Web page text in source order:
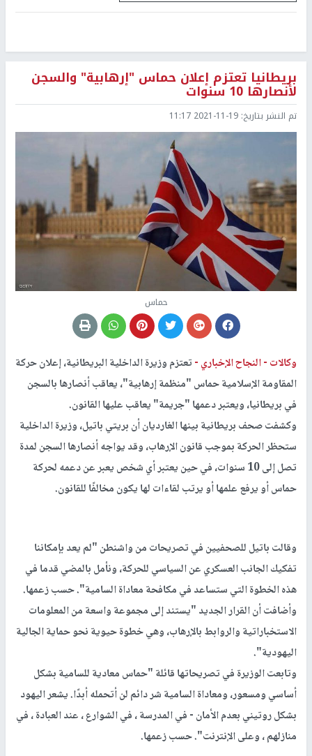
بريطانيا تعتزم إعلان حماس "إرهابية" والسجن
لأنصارها 10 سنوات
تم النشر بتاريخ: 2021-11-19 11:17
حماس
وكالات -النجاح الإخباري -تعتزم وزيرة الداخلية البريطانية، إعلان حركة
المقاومة الإسلامية حماس "منظمة إرهابية"، يعاقب أنصارها بالسجن
في بريطانيا، ويعتبر دعمها "جريمة" يعاقب عليها القانون.
وكشفت صحف بريطانية بينها الغارديان أن بريتي باتيل، وزيرة الداخلية
ستحظر الحركة بموجب قانون الإرهاب، وقد يواجه أنصارها السجن لمدة
تصل إلى 10 سنوات، في حين يعتبر أي شخص يعبر عن دعمه لحركة
حماس أو يرفع علمها أو يرتب لقاءات لها يكون مخالفًا للقانون.
وقالت باتيل للصحفيين في تصريحات من واشنطن "لم يعد بإمكاننا
تفكيك الجانب العسكري عن السياسي للحركة، ونأمل بالمضي قدما في
هذه الخطوة التي ستساعد في مكافحة معاداة السامية". حسب زعمها.
وأضافت أن القرار الجديد "يستند إلى مجموعة واسعة من المعلومات
الاستخباراتية والروابط بالإرهاب، وهي خطوة حيوية نحو حماية الجالية
اليهودية".
وتابعت الوزيرة في تصريحاتها قائلة "حماس معادية للسامية بشكل
أساسي ومسعور، ومعاداة السامية شر دائم لن أتحمله أبدًا. يشعر اليهود
بشكل روتيني بعدم الأمان - في المدرسة ، في الشوارع ، عند العبادة ، في
منازلهم ، وعلى الإنترنت". حسب زعمها.